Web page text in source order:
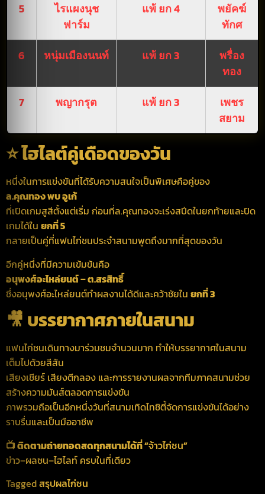
5
ไรแผงนุช
ฟาร์ม
แพ้ ยก 4
พยัคฆ์
ทักศ
6
หนุ่มเมืองนนท์ แพ้ ยก 3
พรื่อง
ทอง
7
พญากรุต แพ้ ยก 3
เพชร
สยาม
⭐ ไฮไลต์คู่เดือดของวัน
หนึ่งในการแข่งขันที่ได้รับความสนใจเป็นพิเศษคือคู่ของ
ล.คุณทอง พบ อูเก้
ที่เปิดเกมสูสีตั้งแต่เริ่ม ก่อนที่ล.คุณทองจะเร่งสปีดในยกท้ายและปิด
เกมได้ใน ยกที่ 5
กลายเป็นคู่ที่แฟนไก่ชนประจำสนามพูดถึงมากที่สุดของวัน
อีกคู่หนึ่งที่มีความเข้มข้นคือ
อนุพงศ์อะไหล่ยนต์ – ต.สรสิทธิ์
ซึ่งอนุพงศ์อะไหล่ยนต์ทำผลงานได้ดีและคว้าชัยใน ยกที่ 3
🎥 บรรยากาศภายในสนาม
แฟนไก่ชนเดินทางมาร่วมชมจำนวนมาก ทำให้บรรยากาศในสนาม
เต็มไปด้วยสีสัน
เสียงเชียร์ เสียงตีกลอง และการรายงานผลจากทีมภาคสนามช่วย
สร้างความมันส์ตลอดการแข่งขัน
ภาพรวมถือเป็นอีกหนึ่งวันที่สนามเทิดไทซิตี้จัดการแข่งขันได้อย่าง
ราบรื่นและเป็นมืออาชีพ
📺 ติดตามถ่ายทอดสดทุกสนามได้ที่ “จ้าวไก่ชน”
ข่าว–ผลชน–ไฮไลท์ ครบในที่เดียว
Taggedสรุปผลไก่ชน